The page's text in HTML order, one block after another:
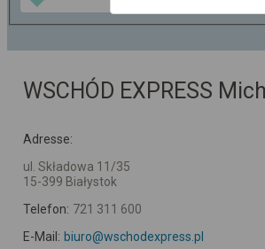
OpenStreetMap
GeoLite data by
WSCHÓD EXPRESS
Adresse:
ul. Składowa 11/35
15-399 Białystok
Telefon: 721 311 600
E-Mail: biuro@wschodexpress.pl